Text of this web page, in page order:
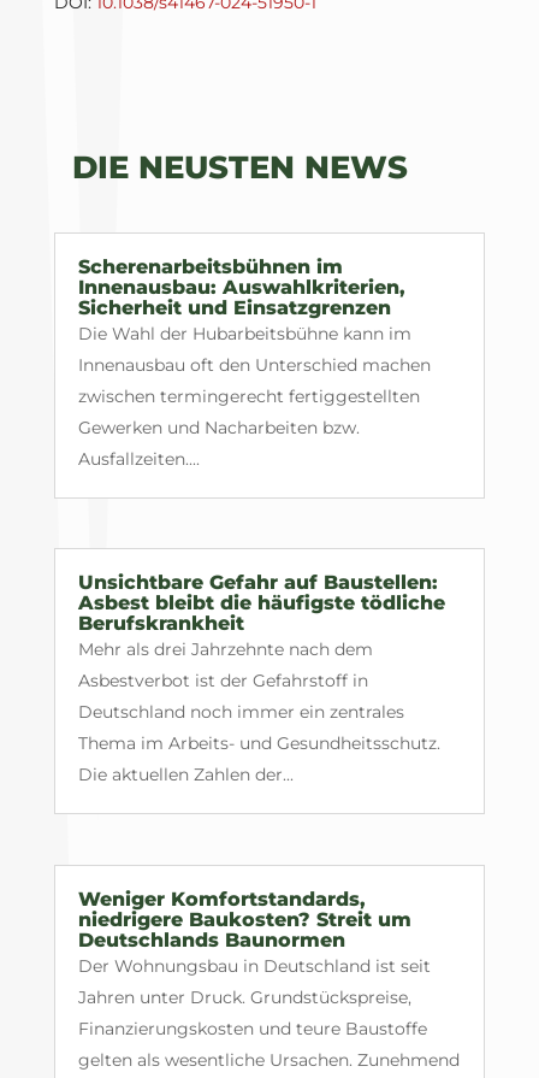
DIE NEUSTEN NEWS
Scherenarbeitsbühnen im
Innenausbau: Auswahlkriterien,
Sicherheit und Einsatzgrenzen
Die Wahl der Hubarbeitsbühne kann im
Innenausbau oft den Unterschied machen
zwischen termingerecht fertiggestellten
Gewerken und Nacharbeiten bzw.
Ausfallzeiten....
Unsichtbare Gefahr auf Baustellen:
Asbest bleibt die häufigste tödliche
Berufskrankheit
Mehr als drei Jahrzehnte nach dem
Asbestverbot ist der Gefahrstoff in
Deutschland noch immer ein zentrales
Thema im Arbeits- und Gesundheitsschutz.
Die aktuellen Zahlen der...
Weniger Komfortstandards,
niedrigere Baukosten? Streit um
Deutschlands Baunormen
Der Wohnungsbau in Deutschland ist seit
Jahren unter Druck. Grundstückspreise,
Finanzierungskosten und teure Baustoffe
gelten als wesentliche Ursachen. Zunehmend